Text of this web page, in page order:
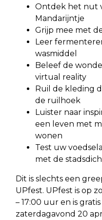
Ontdek het nut
Mandarijntje
Grijp mee met
Leer
wasmiddel
Beleef de
virtual reality
Ruil de kleding
de ruilhoek
Luister naar
een leven met
wonen
Test uw
met de
Dit is slechts een
UPfest. UPfest is op
– 17:00 uur en is
zaterdagavond 20